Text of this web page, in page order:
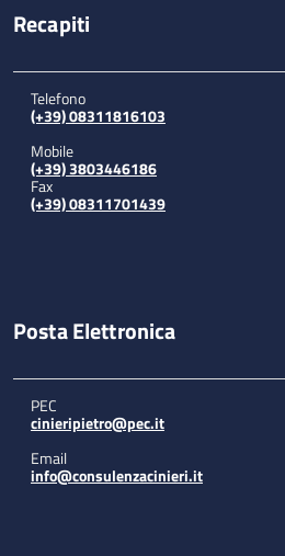
Recapiti
Telefono
(+39) 08311816103
Mobile
(+39) 3803446186
Fax
(+39) 08311701439
Posta Elettronica
PEC
cinieripietro@pec.it
Email
info@consulenzacinieri.it